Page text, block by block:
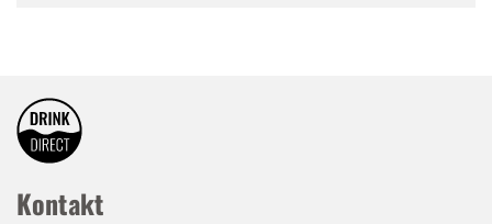
Kontakt